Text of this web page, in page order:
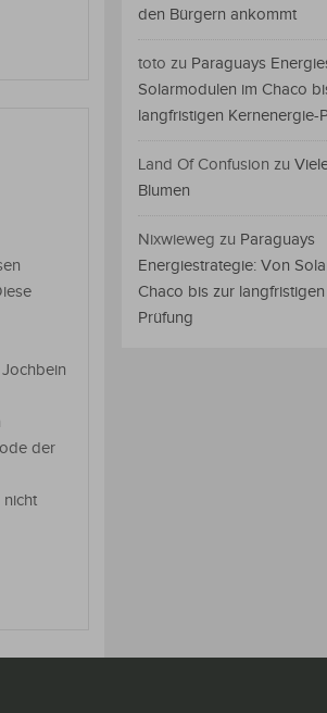
der
den Bürgern ankommt
toto zu Paraguays
Solarmodulen im Chaco
langfristigen Kernenergie-
Land Of Confusion zu
Blumen
Nixwieweg zu Paraguays
Energiestrategie: Von
Chaco bis zur
Prüfung